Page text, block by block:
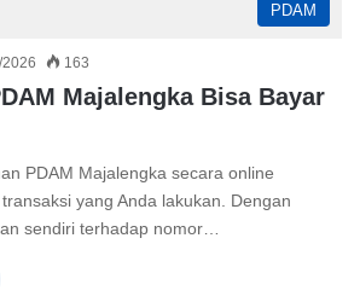
PDAM
163
Majalengka Bisa Bayar
PDAM Majalengka secara online
yang Anda lakukan. Dengan
sendiri terhadap nomor…